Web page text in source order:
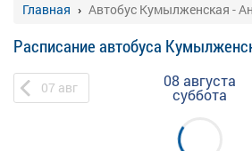
Главная Автобус Кумылженская -
Расписание автобуса
07 авг 08 августа
суббота